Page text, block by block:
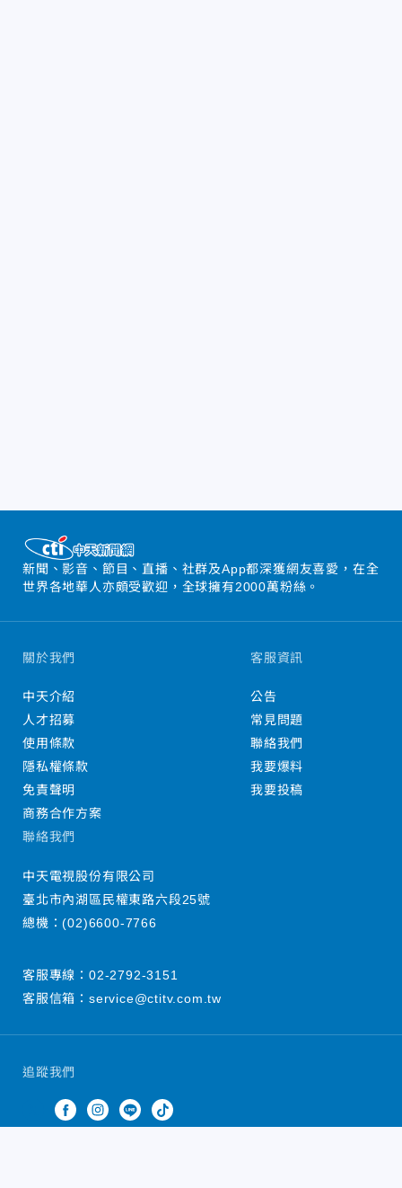
新聞、影音、節目、直播、社群及App都深獲網友喜愛，在全
世界各地華人亦頗受歡迎，全球擁有2000萬粉絲。
追蹤我們
關於我們
中天介紹
人才招募
使用條款
隱私權條款
免責聲明
商務合作方案
客服資訊
公告
常見問題
聯絡我們
我要爆料
我要投稿
聯絡我們
中天電視股份有限公司
臺北市內湖區民權東路六段25號
總機：(02)6600-7766
客服專線： 02-2792-3151
客服信箱： service@ctitv.com.tw